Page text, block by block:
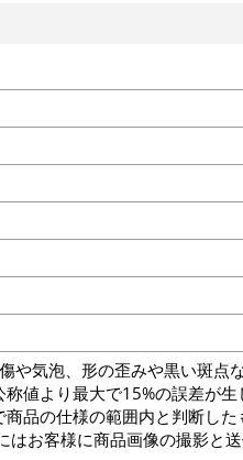
や気泡、形の歪みや黒い斑点
値より最大で15%の誤差が生
品の仕様の範囲内と判断した
お客様に商品画像の撮影と